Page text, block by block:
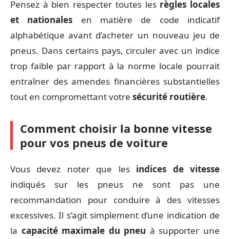
Pensez à bien respecter toutes les règles locales
et nationales en matière de code indicatif
alphabétique avant d’acheter un nouveau jeu de
pneus. Dans certains pays, circuler avec un indice
trop faible par rapport à la norme locale pourrait
entraîner des amendes financières substantielles
tout en compromettant votre sécurité routière.
Comment choisir la bonne vitesse
pour vos pneus de voiture
Vous devez noter que les indices de vitesse
indiqués sur les pneus ne sont pas une
recommandation pour conduire à des vitesses
excessives. Il s’agit simplement d’une indication de
la capacité maximale du pneu à supporter une